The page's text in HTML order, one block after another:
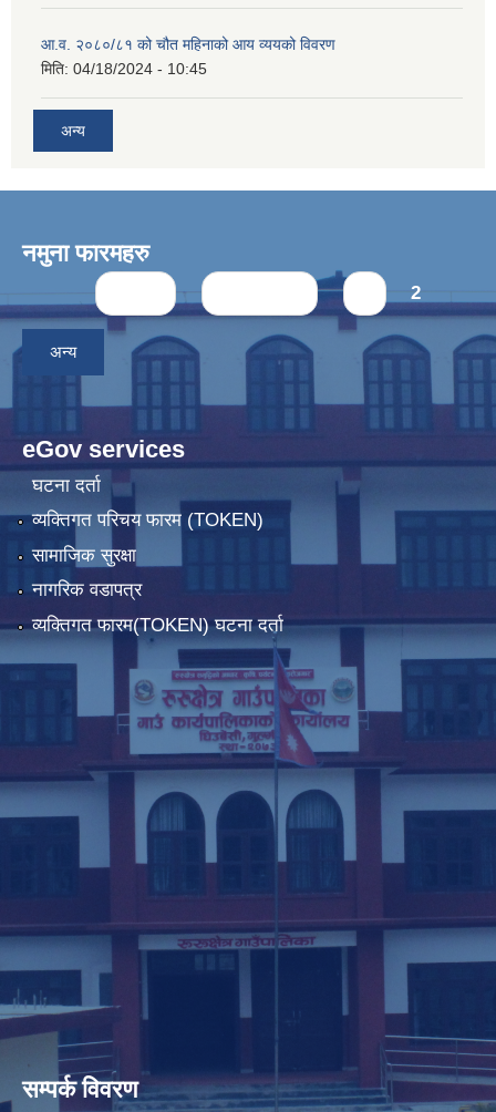
आ.व. २०८०/८१ को चौत महिनाको आय व्ययको विवरण
मिति: 04/18/2024 - 10:45
अन्य
नमुना फारमहरु
Pages 2
अन्य
eGov services
घटना दर्ता
व्यक्तिगत परिचय फारम (TOKEN)
सामाजिक सुरक्षा
नागरिक वडापत्र
व्यक्तिगत फारम(TOKEN) घटना दर्ता
सम्पर्क विवरण